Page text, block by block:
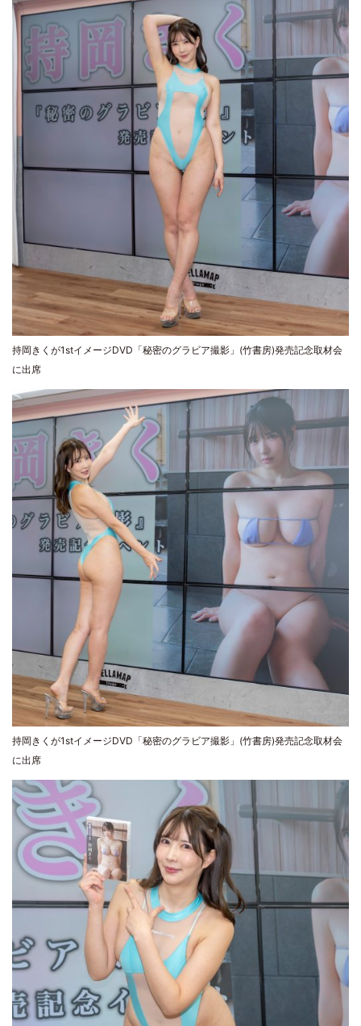
持岡きくが1stイメージDVD「秘密のグラビア撮影」(竹書房)発売記念取材会
に出席
持岡きくが1stイメージDVD「秘密のグラビア撮影」(竹書房)発売記念取材会
に出席